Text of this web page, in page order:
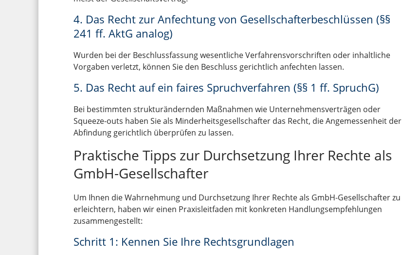
4. Das Recht zur Anfechtung von Gesellschafterbeschlüssen (§§
241 ff. AktG analog)
Wurden bei der Beschlussfassung wesentliche Verfahrensvorschriften oder inhaltliche
Vorgaben verletzt, können Sie den Beschluss gerichtlich anfechten lassen.
5. Das Recht auf ein faires Spruchverfahren (§§ 1 ff. SpruchG)
Bei bestimmten strukturändernden Maßnahmen wie Unternehmensverträgen oder
Squeeze-outs haben Sie als Minderheitsgesellschafter das Recht, die Angemessenheit der
Abfindung gerichtlich überprüfen zu lassen.
Praktische Tipps zur Durchsetzung Ihrer Rechte als
GmbH-Gesellschafter
Um Ihnen die Wahrnehmung und Durchsetzung Ihrer Rechte als GmbH-Gesellschafter zu
erleichtern, haben wir einen Praxisleitfaden mit konkreten Handlungsempfehlungen
zusammengestellt:
Schritt 1: Kennen Sie Ihre Rechtsgrundlagen